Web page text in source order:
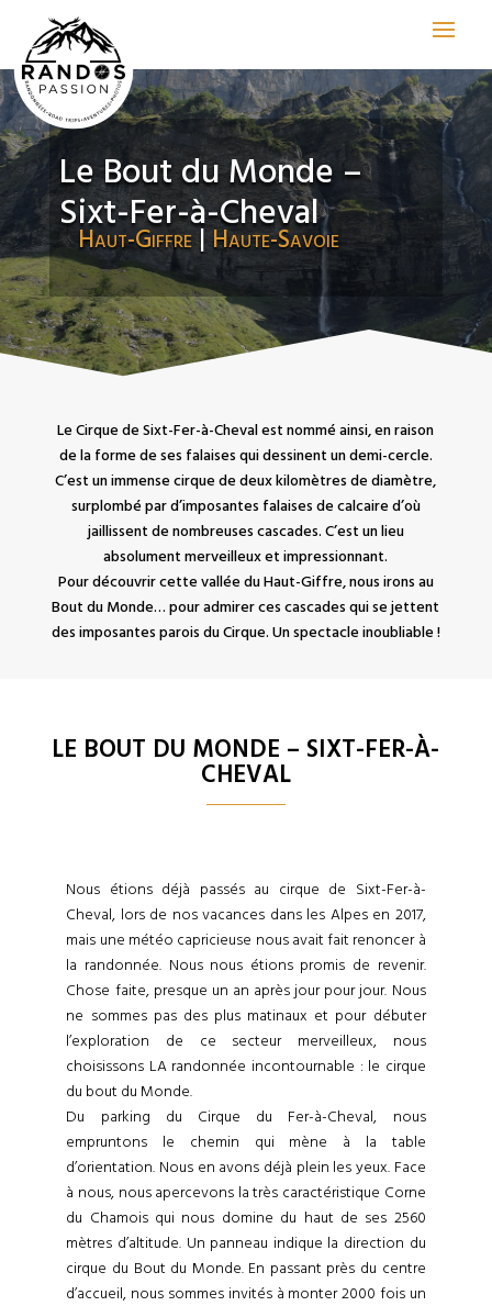
Le Bout du Monde –
Sixt-Fer-à-Cheval
Haut-Giffre| Haute-Savoie
Le Cirque de Sixt-Fer-à-Cheval est nommé ainsi, en raison
de la forme de ses falaises qui dessinent un demi-cercle.
C’est un immense cirque de deux kilomètres de diamètre,
surplombé par d’imposantes falaises de calcaire d’où
jaillissent de nombreuses cascades. C’est un lieu
absolument merveilleux et impressionnant.
Pour découvrir cette vallée du Haut-Giffre, nous irons au
Bout du Monde… pour admirer ces cascades qui se jettent
des imposantes parois du Cirque. Un spectacle inoubliable !
LE BOUT DU MONDE – SIXT-FER-À-
CHEVAL
Nous étions déjà passés au cirque de Sixt-Fer-à-
Cheval, lors de nos vacances dans les Alpes en 2017,
mais une météo capricieuse nous avait fait renoncer à
la randonnée. Nous nous étions promis de revenir.
Chose faite, presque un an après jour pour jour. Nous
ne sommes pas des plus matinaux et pour débuter
l’exploration de ce secteur merveilleux, nous
choisissons LA randonnée incontournable : le cirque
du bout du Monde.
Du parking du Cirque du Fer-à-Cheval, nous
empruntons le chemin qui mène à la table
d’orientation. Nous en avons déjà plein les yeux. Face
à nous, nous apercevons la très caractéristique Corne
du Chamois qui nous domine du haut de ses 2560
mètres d’altitude. Un panneau indique la direction du
cirque du Bout du Monde. En passant près du centre
d’accueil, nous sommes invités à monter 2000 fois un